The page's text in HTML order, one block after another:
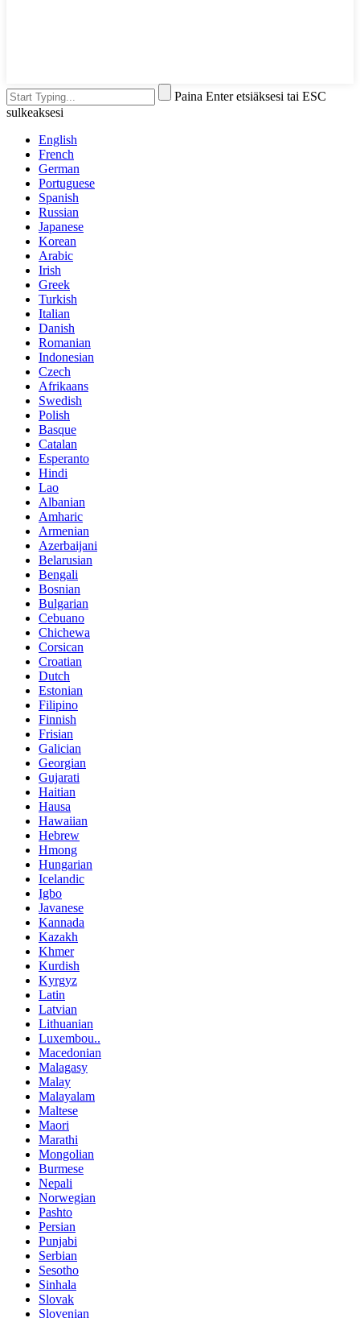
Paina Enter etsiäksesi tai ESC
sulkeaksesi
English
French
German
Portuguese
Spanish
Russian
Japanese
Korean
Arabic
Irish
Greek
Turkish
Italian
Danish
Romanian
Indonesian
Czech
Afrikaans
Swedish
Polish
Basque
Catalan
Esperanto
Hindi
Lao
Albanian
Amharic
Armenian
Azerbaijani
Belarusian
Bengali
Bosnian
Bulgarian
Cebuano
Chichewa
Corsican
Croatian
Dutch
Estonian
Filipino
Finnish
Frisian
Galician
Georgian
Gujarati
Haitian
Hausa
Hawaiian
Hebrew
Hmong
Hungarian
Icelandic
Igbo
Javanese
Kannada
Kazakh
Khmer
Kurdish
Kyrgyz
Latin
Latvian
Lithuanian
Luxembou..
Macedonian
Malagasy
Malay
Malayalam
Maltese
Maori
Marathi
Mongolian
Burmese
Nepali
Norwegian
Pashto
Persian
Punjabi
Serbian
Sesotho
Sinhala
Slovak
Slovenian